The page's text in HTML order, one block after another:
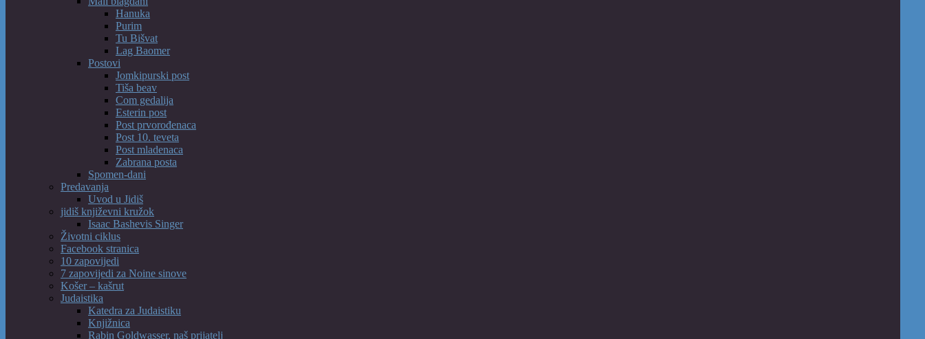
Hanuka
Purim
Tu Bišvat
Lag Baomer
Postovi
Jomkipurski post
Tiša beav
Com gedalija
Esterin post
Post prvorođenaca
Post 10. teveta
Post mladenaca
Zabrana posta
Spomen-dani
Predavanja
Uvod u Jidiš
jidiš književni kružok
Isaac Bashevis Singer
Životni ciklus
Facebook stranica
10 zapovijedi
7 zapovijedi za Noine sinove
Košer – kašrut
Judaistika
Katedra za Judaistiku
Knjižnica
Rabin Goldwasser, naš prijatelj